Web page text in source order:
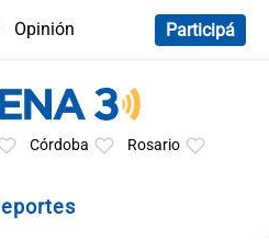
Opinión
Participá
Córdoba Rosario